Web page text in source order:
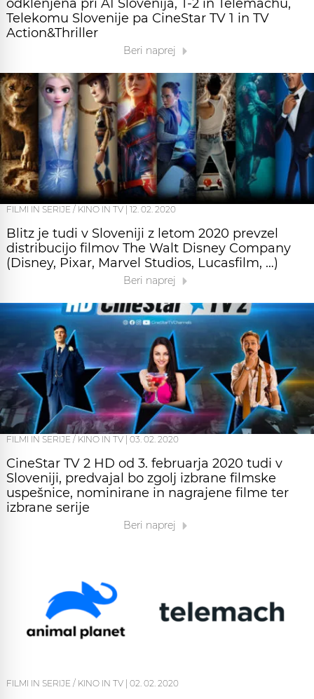
odklenjena pri A1 Slovenija, T-2 in Telemachu,
Telekomu Slovenije pa CineStar TV 1 in TV
Action&Thriller
Beri naprej
FILMI IN SERIJE / KINO IN TV 12. 02. 2020
Blitz je tudi v Sloveniji z letom 2020 prevzel
distribucijo filmov The Walt Disney Company
(Disney, Pixar, Marvel Studios, Lucasfilm, …)
Beri naprej
FILMI IN SERIJE / KINO IN TV | 03. 02. 2020
CineStar TV 2 HD od 3. februarja 2020 tudi v
Sloveniji, predvajal bo zgolj izbrane filmske
uspešnice, nominirane in nagrajene filme ter
izbrane serije
Beri naprej
FILMI IN SERIJE / KINO IN TV 02. 02. 2020